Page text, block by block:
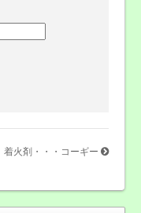
着火剤・・・コーギー